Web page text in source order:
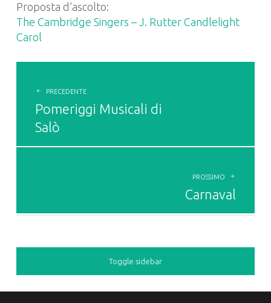
Proposta d’ascolto:
The Cambridge Singers – J. Rutter Candlelight
Carol
NAVIGATION
PRECEDENTE
Pomeriggi Musicali di
Salò
PROSSIMO
Carnaval
Toggle sidebar